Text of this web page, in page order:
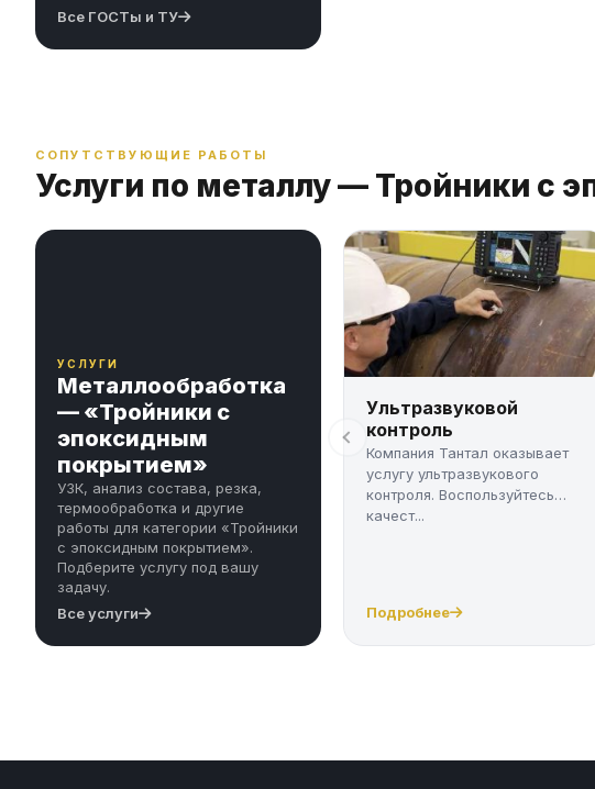
Все ГОСТы и ТУ
СОПУТСТВУЮЩИЕ РАБОТЫ
Услуги по металлу — Тройники с
УСЛУГИ
Металлообработка
— «Тройники с
эпоксидным
покрытием»
УЗК, анализ состава, резка,
термообработка и другие
работы для категории «Тройники
с эпоксидным покрытием».
Подберите услугу под вашу
задачу.
Все услуги
Ультразвуковой
контроль
Компания Тантал оказывает
услугу ультразвукового
контроля. Воспользуйтесь
качест...
Подробнее